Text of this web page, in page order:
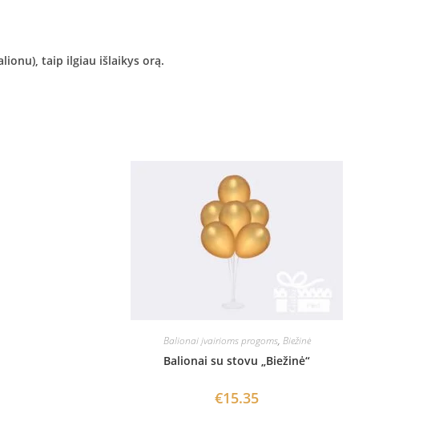
taip ilgiau išlaikys orą.
Balionai įvairioms progoms, Biežinė
Balionai su stovu „Biežinė“
€15.35